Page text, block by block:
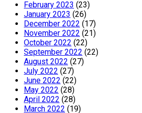
February 2023 (23)
January 2023 (26)
December 2022 (17)
November 2022 (21)
October 2022 (22)
September 2022 (22)
August 2022 (27)
July 2022 (27)
June 2022 (22)
May 2022 (28)
April 2022 (28)
March 2022 (19)